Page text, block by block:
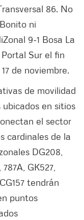
86. No
ni
9-1 Bosa La
Sur el fin
de noviembre.
de movilidad
ubicados en sitios
el sector
cardinales de la
DG208,
GK527,
tendrán
puntos